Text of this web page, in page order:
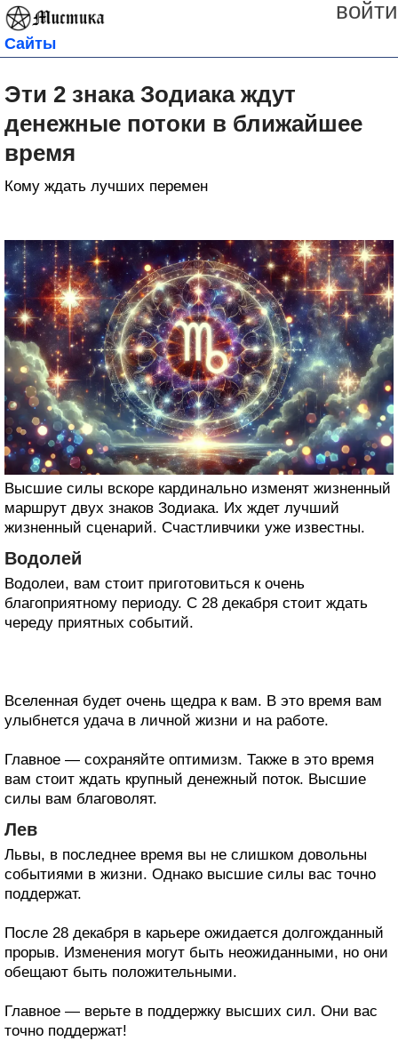
войти
Сайты
Эти 2 знака Зодиака ждут
денежные потоки в ближайшее
время
Кому ждать лучших перемен
Высшие силы вскоре кардинально изменят жизненный
маршрут двух знаков Зодиака. Их ждет лучший
жизненный сценарий. Счастливчики уже известны.
Водолей
Водолеи, вам стоит приготовиться к очень
благоприятному периоду. С 28 декабря стоит ждать
череду приятных событий.
Вселенная будет очень щедра к вам. В это время вам
улыбнется удача в личной жизни и на работе.
Главное — сохраняйте оптимизм. Также в это время
вам стоит ждать крупный денежный поток. Высшие
силы вам благоволят.
Лев
Львы, в последнее время вы не слишком довольны
событиями в жизни. Однако высшие силы вас точно
поддержат.
После 28 декабря в карьере ожидается долгожданный
прорыв. Изменения могут быть неожиданными, но они
обещают быть положительными.
Главное — верьте в поддержку высших сил. Они вас
точно поддержат!